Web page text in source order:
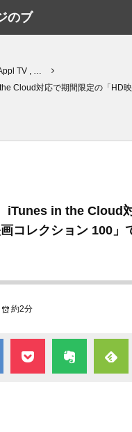
のブ
TV , …
Cloud対応で期間限定の「HD
iTunes in the Cloud
コレクション 100」
約2分